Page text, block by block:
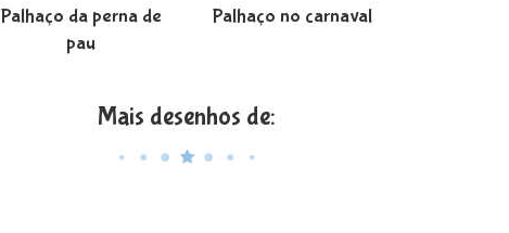
Palhaço da perna de
pau
Palhaço no carnaval
Mais desenhos de: